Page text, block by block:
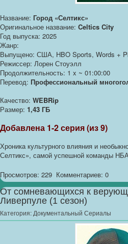
Название: Город «Селтикс»
Оригинальное название: Celtics City
Год выпуска: 2025
Жанр:
Выпущено: США, HBO Sports, Words +
Режиссер: Лорен Стоуэлл
Продолжительность: 1 x ~ 01:00:00
Перевод: Профессиональный
Качество: WEBRip
Размер: 1,43 ГБ
Добавлена 1-2 серия (из 9)
Хроника культурного влияния и
Селтикс», самой успешной команды
Просмотров: 229 Комментариев: 0
От сомневающихся к
Ливерпуле (1 сезон)
Категория: Документальный Сериалы